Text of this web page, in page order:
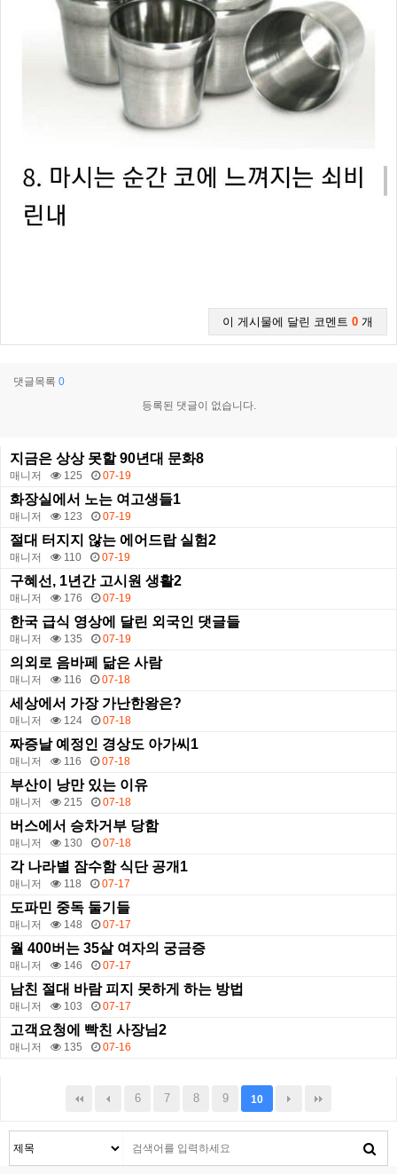
이 게시물에 달린 코멘트 0 개
댓글목록 0
등록된 댓글이 없습니다.
지금은 상상 못할 90년대 문화8
매니저 125 07-19
화장실에서 노는 여고생들1
매니저 123 07-19
절대 터지지 않는 에어드랍 실험2
매니저 110 07-19
구혜선, 1년간 고시원 생활2
매니저 176 07-19
한국 급식 영상에 달린 외국인 댓글들
매니저 135 07-19
의외로 음바페 닮은 사람
매니저 116 07-18
세상에서 가장 가난한왕은?
매니저 124 07-18
짜증날 예정인 경상도 아가씨1
매니저 116 07-18
부산이 낭만 있는 이유
매니저 215 07-18
버스에서 승차거부 당함
매니저 130 07-18
각 나라별 잠수함 식단 공개1
매니저 118 07-17
도파민 중독 둘기들
매니저 148 07-17
월 400버는 35살 여자의 궁금증
매니저 146 07-17
남친 절대 바람 피지 못하게 하는 방법
매니저 103 07-17
고객요청에 빡친 사장님2
매니저 135 07-16
6 7 8 9 10